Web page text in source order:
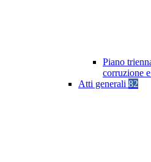
Piano
corruzione
Atti generali 82